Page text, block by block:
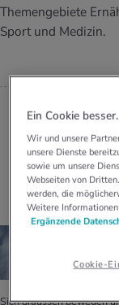
& Intoleranzen
THEMEN IM
BMI
THEMEN IM
Personal
THEMEN IM
Glücklich
Personal
Wissen
THEMEN IM
Mund- &
THEMEN IM
Angebote
Themengebiete
Sport und Medizin.
Beiträge
Sich draussen bewegen
Ein Cookie besser.
Wir und unsere
unsere Dienste
sowie um unsere
Webseiten von
werden, die
Weitere
Ergänzende
Cookie-